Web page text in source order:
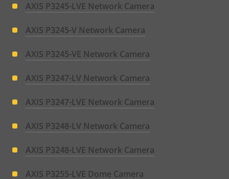
AXIS P3245-LVE Network Camera
AXIS P3245-V Network Camera
AXIS P3245-VE Network Camera
AXIS P3247-LV Network Camera
AXIS P3247-LVE Network Camera
AXIS P3248-LV Network Camera
AXIS P3248-LVE Network Camera
AXIS P3255-LVE Dome Camera